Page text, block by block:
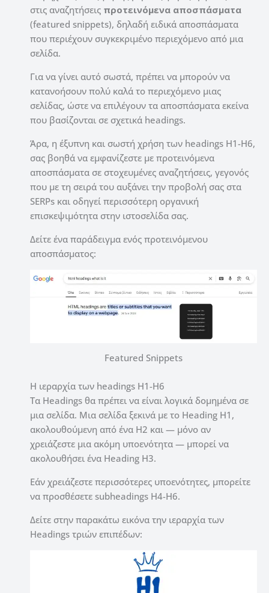
στις αναζητήσεις προτεινόμενα αποσπάσματα
(featured snippets), δηλαδή ειδικά αποσπάσματα
που περιέχουν συγκεκριμένο περιεχόμενο από μια
σελίδα.
Για να γίνει αυτό σωστά, πρέπει να μπορούν να
κατανοήσουν πολύ καλά το περιεχόμενο μιας
σελίδας, ώστε να επιλέγουν τα αποσπάσματα εκείνα
που βασίζονται σε σχετικά headings.
Άρα, η έξυπνη και σωστή χρήση των headings H1-H6,
σας βοηθά να εμφανίζεστε με προτεινόμενα
αποσπάσματα σε στοχευμένες αναζητήσεις, γεγονός
που με τη σειρά του αυξάνει την προβολή σας στα
SERPs και οδηγεί περισσότερη οργανική
επισκεψιμότητα στην ιστοσελίδα σας.
Δείτε ένα παράδειγμα ενός προτεινόμενου
αποσπάσματος:
Featured Snippets
Η ιεραρχία των headings H1-H6
Τα Headings θα πρέπει να είναι λογικά δομημένα σε
μια σελίδα. Μια σελίδα ξεκινά με το Heading H1,
ακολουθούμενη από ένα H2 και — μόνο αν
χρειάζεστε μια ακόμη υποενότητα — μπορεί να
ακολουθήσει ένα Heading H3.
Εάν χρειάζεστε περισσότερες υποενότητες, μπορείτε
να προσθέσετε subheadings H4-H6.
Δείτε στην παρακάτω εικόνα την ιεραρχία των
Headings τριών επιπέδων: